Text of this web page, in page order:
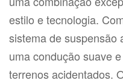
estilo e tecnologia.
sistema de suspensão
uma condução suave
terrenos acidentados.